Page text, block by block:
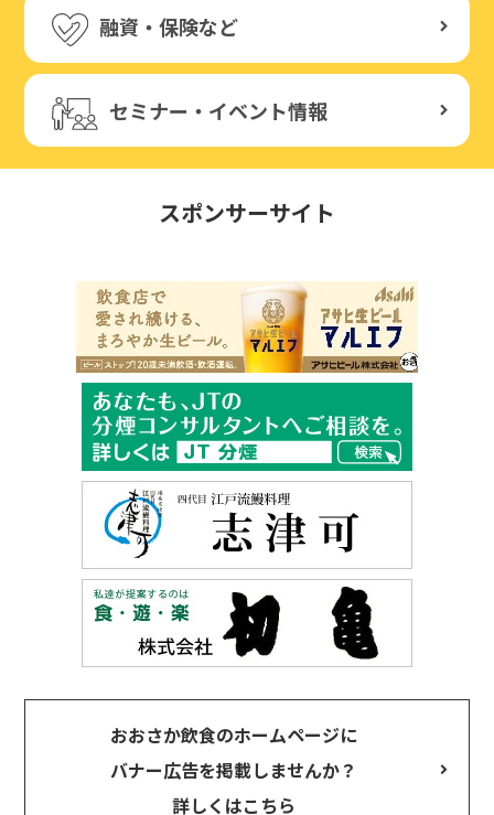
融資・保険など
セミナー・イベント情報
スポンサーサイト
おおさか飲食のホームページに
バナー広告を掲載しませんか？
詳しくはこちら